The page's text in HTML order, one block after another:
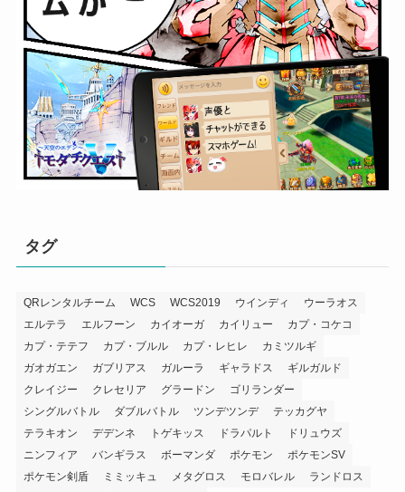
タグ
QRレンタルチーム WCS WCS2019 ウインディ
ウーラオス
エルテラ
エルフーン カイオーガ カイリュー
カプ・コケコ
カプ・テテフ
カプ・ブルル カプ・レヒレ
カミツルギ
ガオガエン
ガブリアス ガルーラ ギャラドス
ギルガルド
クレイジー
クレセリア グラードン
ゴリランダー
シングルバトル
ダブルバトル ツンデツンデ
テッカグヤ
テラキオン
デデンネ トゲキッス ドラパルト
ドリュウズ
ニンフィア
バンギラス ボーマンダ ポケモン
ポケモンSV
ポケモン剣盾
ミミッキュ メタグロス モロバレル
ランドロス